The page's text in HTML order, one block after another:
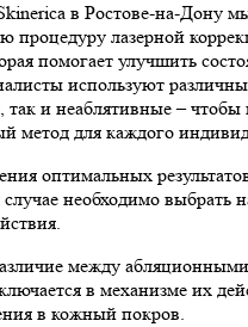
в Ростове-на-Дону
процедуру лазерной
помогает улучшить
используют
так и неаблятивные –
метод для каждого
оптимальных
необходимо выбрать
между
в механизме их
в кожный покров.